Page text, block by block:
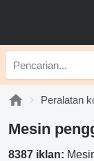
Peralatan
Mesin
8387 iklan: